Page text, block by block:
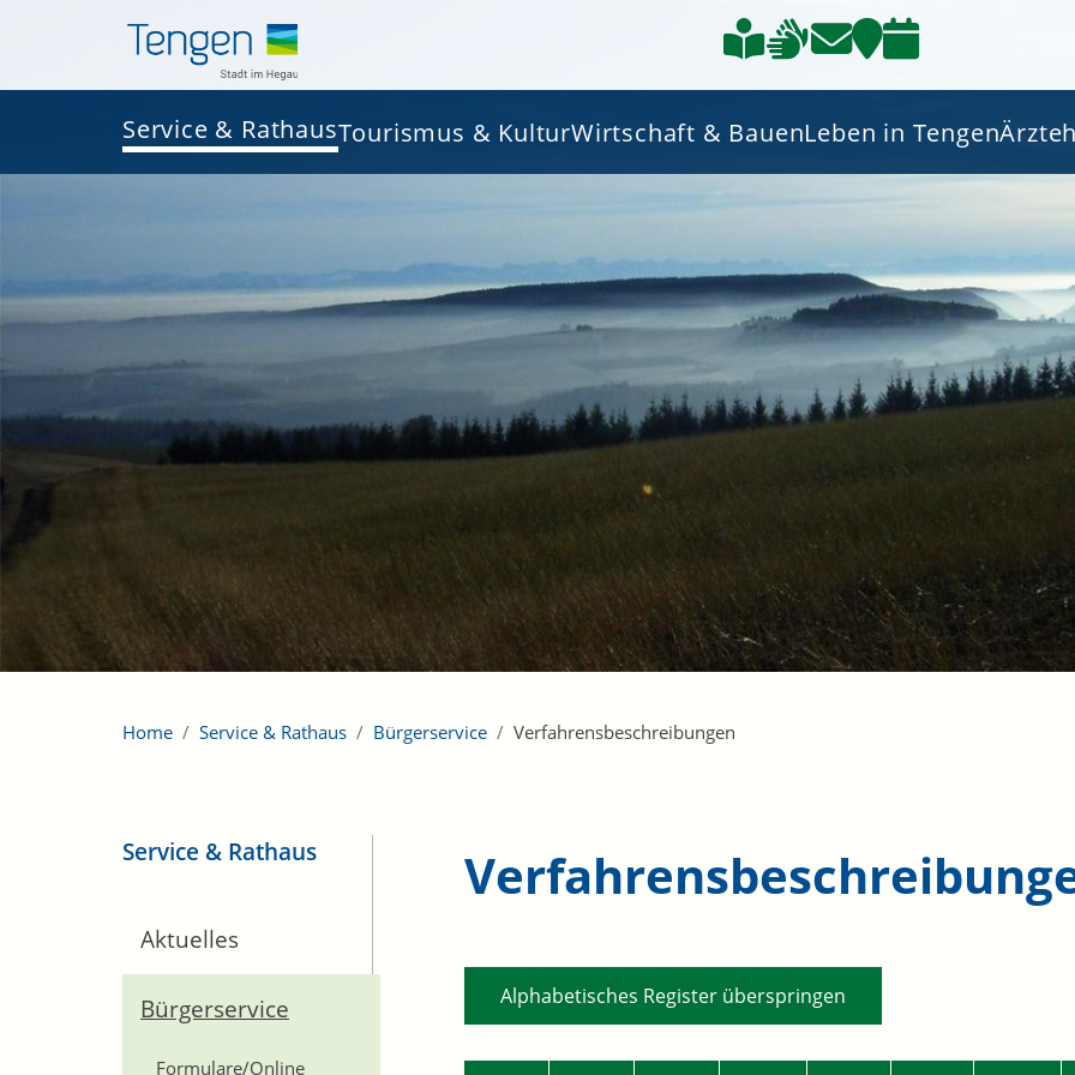
Service & RathausTourismus & KulturWirtschaft & BauenLeben in Tengen
Home Service & Rathaus Bürgerservice Verfahrensbeschreibungen
Service & Rathaus
Aktuelles
Bürgerservice
Formulare/Online
Alphabetisches Register überspringen